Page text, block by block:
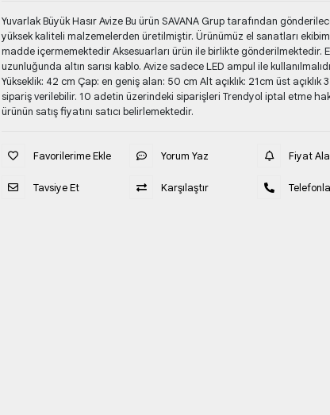
Yuvarlak Büyük Hasır Avize Bu ürün SAVANA Grup tarafından
yüksek kaliteli malzemelerden üretilmiştir. Ürünümüz el sanatları
madde içermemektedir Aksesuarları ürün ile birlikte gönderilmektedir.
uzunluğunda altın sarısı kablo. Avize sadece LED ampul ile
Yükseklik: 42 cm Çap: en geniş alan: 50 cm Alt açıklık: 21cm üst
sipariş verilebilir. 10 adetin üzerindeki siparişleri Trendyol iptal etme
ürünün satış fiyatını satıcı belirlemektedir.
Favorilerime Ekle
Tavsiye Et
Yorum Yaz
Karşılaştır
Fiyat